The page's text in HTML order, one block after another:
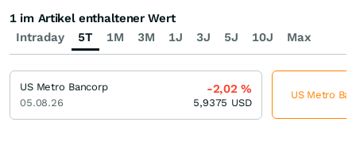
Intraday 5T 1M 3M 1J 3J 5J 10J Max
1 im Artikel enthaltener Wert
US Metro Bancorp
05.08.26
-2,02%
5,9375 USD
US Metro